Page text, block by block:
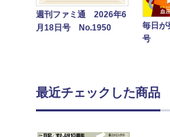
週刊ファミ通 2026年6
月18日号 No.1950
毎日
号
最近チェックした商品